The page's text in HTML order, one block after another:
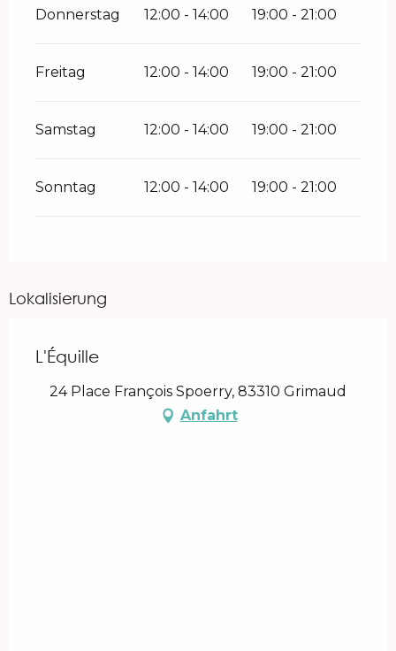
Donnerstag 12:00 - 14:00 19:00 - 21:00
Freitag 12:00 - 14:00 19:00 - 21:00
Samstag 12:00 - 14:00 19:00 - 21:00
Sonntag 12:00 - 14:00 19:00 - 21:00
Lokalisierung
L'Équille
24 Place François Spoerry, 83310 Grimaud
Anfahrt